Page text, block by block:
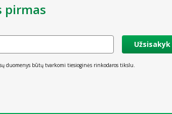
pirmas
Užsisakyk
duomenys būtų tvarkomi tiesioginės rinkodaros tikslu.